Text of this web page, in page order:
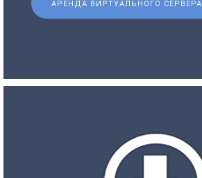
АРЕНДА ВИРТУАЛЬНОГО СЕРВЕРА